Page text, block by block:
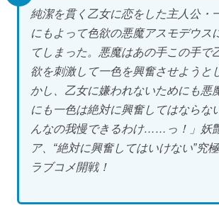
純潔を貫く乙女に恋をした主人公・
にもよって色欲の悪魔アスモデウス
てしまった。悪魔はあの手この手で
欲を刺激して一色を興奮させようと
かし、乙女に嫌われないためにも悪
にも一色は絶対に興奮してはなら
んなの我慢できるわけ……っ！」妖
ア、“絶対に興奮してはいけない”究
ラブコメ開戦！